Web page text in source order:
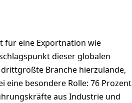
für eine Exportnation wie
dieser globalen
Branche hierzulande,
besondere Rolle: 76 Prozent
aus Industrie und